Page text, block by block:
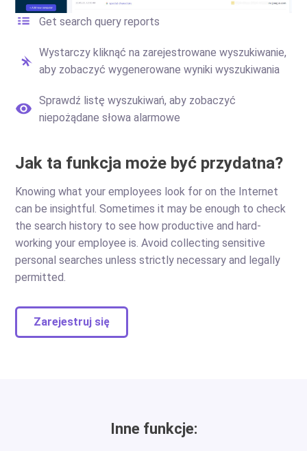
Get search query reports
Wystarczy kliknąć na zarejestrowane wyszukiwanie,
aby zobaczyć wygenerowane wyniki wyszukiwania
Sprawdź listę wyszukiwań, aby zobaczyć
niepożądane słowa alarmowe
Jak ta funkcja może być przydatna?
Knowing what your employees look for on the Internet
can be insightful. Sometimes it may be enough to check
the search history to see how productive and hard-
working your employee is. Avoid collecting sensitive
personal searches unless strictly necessary and legally
permitted.
Zarejestruj się
Inne funkcje: